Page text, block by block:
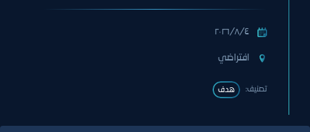
٤‏/٨‏/٢٠٢٦
افتراضي
تصنيف: هدف